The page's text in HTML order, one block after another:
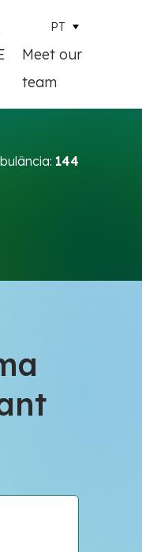
PT
Meet our
team
144